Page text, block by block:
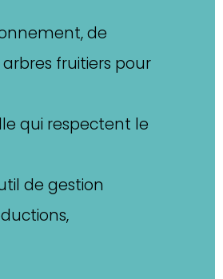
de
fruitiers pour
qui respectent le
de gestion